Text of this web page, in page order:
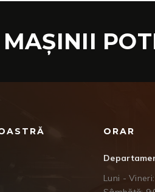
ORAR
Luni -